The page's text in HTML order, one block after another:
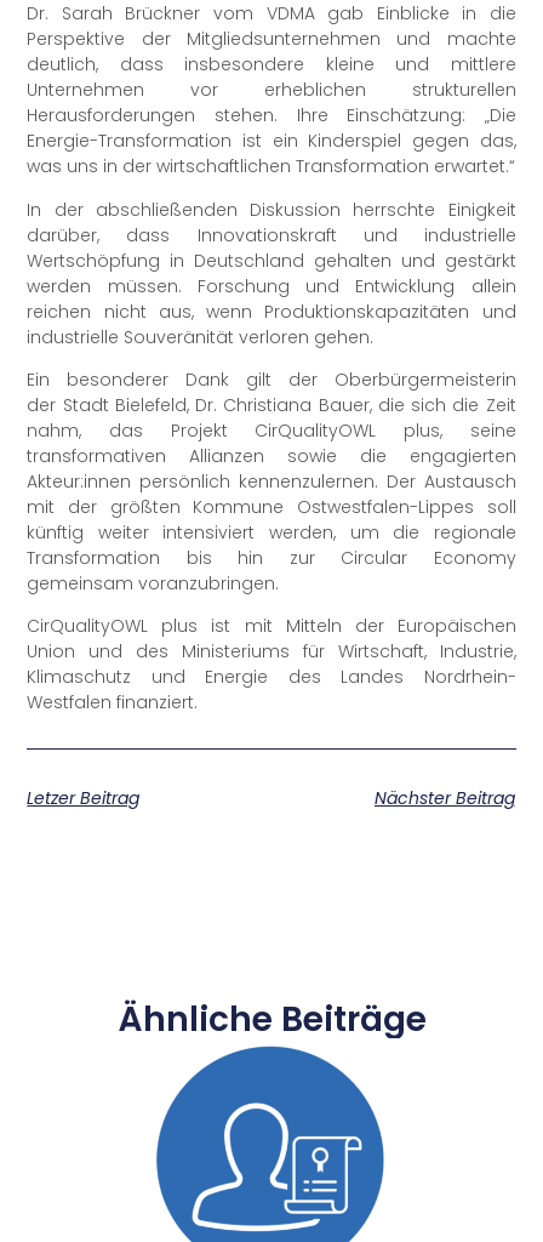
Dr. Sarah Brückner vom VDMA gab Einblicke in die
Perspektive der Mitgliedsunternehmen und machte
deutlich, dass insbesondere kleine und mittlere
Unternehmen vor erheblichen strukturellen
Herausforderungen stehen. Ihre Einschätzung: „Die
Energie-Transformation ist ein Kinderspiel gegen das,
was uns in der wirtschaftlichen Transformation erwartet.“
In der abschließenden Diskussion herrschte Einigkeit
darüber, dass Innovationskraft und industrielle
Wertschöpfung in Deutschland gehalten und gestärkt
werden müssen. Forschung und Entwicklung allein
reichen nicht aus, wenn Produktionskapazitäten und
industrielle Souveränität verloren gehen.
Ein besonderer Dank gilt der Oberbürgermeisterin
der Stadt Bielefeld, Dr. Christiana Bauer, die sich die Zeit
nahm, das Projekt CirQualityOWL plus, seine
transformativen Allianzen sowie die engagierten
Akteur:innen persönlich kennenzulernen. Der Austausch
mit der größten Kommune Ostwestfalen-Lippes soll
künftig weiter intensiviert werden, um die regionale
Transformation bis hin zur Circular Economy
gemeinsam voranzubringen.
CirQualityOWL plus ist mit Mitteln der Europäischen
Union und des Ministeriums für Wirtschaft, Industrie,
Klimaschutz und Energie des Landes Nordrhein-
Westfalen finanziert.
Letzer Beitrag Nächster Beitrag
Ähnliche Beiträge